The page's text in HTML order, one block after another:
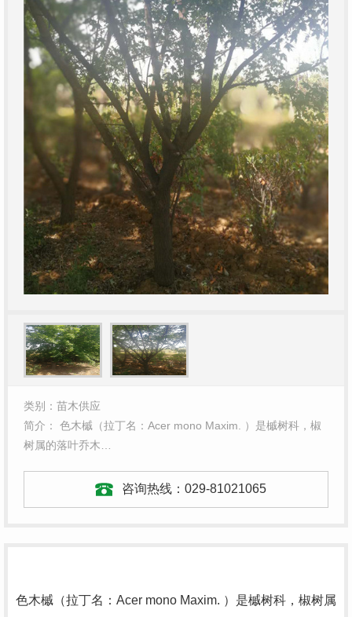
类别：苗木供应
简介： 色木槭（拉丁名：Acer mono Maxim. ）是槭树科，椒
树属的落叶乔木…
咨询热线： 029-81021065
色木槭（拉丁名：Acer mono Maxim. ）是槭树科，椒树属